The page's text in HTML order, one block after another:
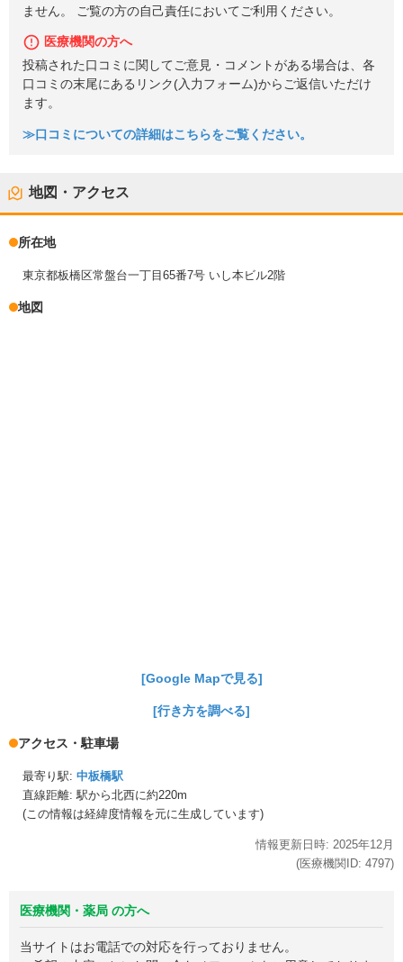
ません。 ご覧の方の自己責任においてご利用ください。
医療機関の方へ
投稿された口コミに関してご意見・コメントがある場合は、各
口コミの末尾にあるリンク(入力フォーム)からご返信いただけ
ます。
≫口コミについての詳細はこちらをご覧ください。
地図・アクセス
所在地
東京都板橋区常盤台一丁目65番7号 いし本ビル2階
地図
[Google Mapで見る]
[行き方を調べる]
アクセス・駐車場
最寄り駅: 中板橋駅
直線距離: 駅から北西に約220m
(この情報は経緯度情報を元に生成しています)
情報更新日時: 2025年12月
(医療機関ID: 4797)
医療機関・薬局 の方へ
当サイトはお電話での対応を行っておりません。